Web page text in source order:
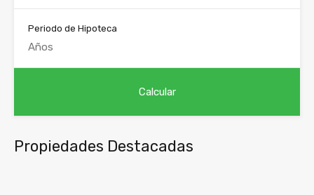
Periodo de Hipoteca
Propiedades Destacadas